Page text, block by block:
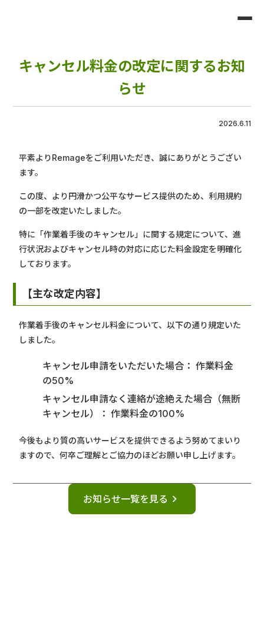
キャンセル料金の改定に関するお知
らせ
2026.6.11
平素よりRemageをご利用いただき、誠にありがとうござい
ます。
この度、より円滑かつ公平なサービス提供のため、利用規約
の一部を改定いたしました。
特に「作業着手後のキャンセル」に関する規定について、進
行状況およびキャンセル時の対応に応じた料金設定を明確化
しております。
【主な改定内容】
作業着手後のキャンセル料金について、以下の通り規定いた
しました。
キャンセル申請をいただいた場合： 作業料金
の50%
キャンセル申請なく連絡が途絶えた場合（無断
キャンセル）： 作業料金の100%
今後もより質の高いサービスを提供できるよう努めてまいり
ますので、何卒ご理解とご協力のほどお願い申し上げます。
お知らせ一覧を見る keyboard_arrow_right